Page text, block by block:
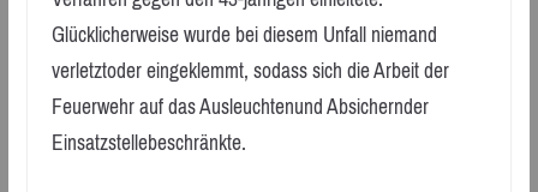
Glücklicherweise wurde bei diesem Unfall niemand
verletztoder eingeklemmt, sodass sich die Arbeit der
Feuerwehr auf das Ausleuchtenund Absichernder
Einsatzstellebeschränkte.